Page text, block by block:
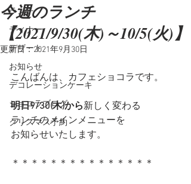
ランチ
ディナー
デザート
お知らせ
デコレーションケーキ
ショコラブログ
クリスマス予約
今週のランチ
【2021/9/30(木)～10/5(火)】
更新日：2021年9月30日
こんばんは、カフェショコラです。
明日9/30(木)から新しく変わる
ランチのメインメニューを
お知らせいたします。
＊＊＊＊＊＊＊＊＊＊＊＊＊＊＊